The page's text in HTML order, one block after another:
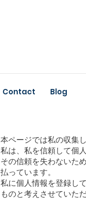
Contact Blog
本ページでは私の収集
私は、私を信頼して個
その信頼を失わないた
払っています。
私に個人情報を登録し
ものと考えさせていた